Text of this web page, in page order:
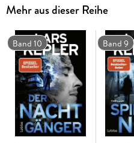
Kinderlied vorgespielt . . .
Joona Linna und Saga Bauer
Geheimhaltungsstufe
aufzuhalten.
Ein weiterer spannender
Reihe von Lars Kepler
Mehr aus dieser Reihe
Band 10 Band 9